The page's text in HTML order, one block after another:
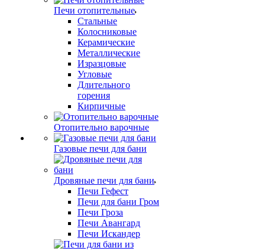
Печи отопительные
Стальные
Колосниковые
Керамические
Металлические
Изразцовые
Угловые
Длительного
горения
Кирпичные
Отопительно варочные
Газовые печи для бани
Дровяные печи для бани
Печи Гефест
Печи для бани Гром
Печи Гроза
Печи Авангард
Печи Искандер